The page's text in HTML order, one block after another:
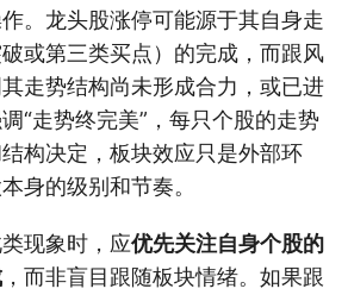
。龙头股涨停可能源于其自身走
或第三类买点）的完成，而跟风
走势结构尚未形成合力，或已进
“走势终完美”，每只个股的走势
构决定，板块效应只是外部环
身的级别和节奏。
现象时，应优先关注自身个股的
，而非盲目跟随板块情绪。如果跟